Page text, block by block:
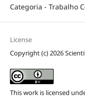
Categoria - Trabalho
License
Copyright (c) 2026
This work is licensed